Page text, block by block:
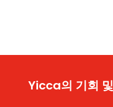
Yicca의 기회